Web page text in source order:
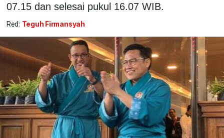
07.15 dan selesai pukul 16.07 WIB.
Red: Teguh Firmansyah